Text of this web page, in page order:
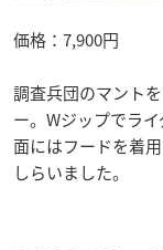
価格：7,900円
調査兵団のマント
ー。Wジップでラ
面にはフードを着
しらいました。